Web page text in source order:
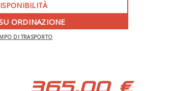
APO 86 QUAD SERIES F/7
ORDINAZIONE
DI TRASPORTO
365,00 €